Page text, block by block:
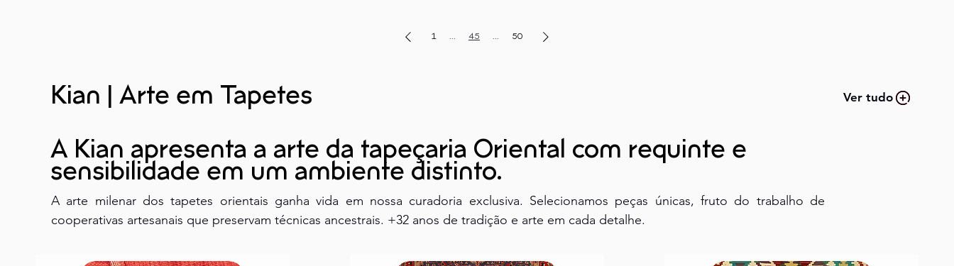
1 ... 45 ... 50
Kian | Arte em Tapetes Ver tudo
A Kian apresenta a arte da tapeçaria Oriental com requinte e
sensibilidade em um ambiente distinto.
A arte milenar dos tapetes orientais ganha vida em nossa curadoria exclusiva. Selecionamos peças únicas, fruto do trabalho de
cooperativas artesanais que preservam técnicas ancestrais. +32 anos de tradição e arte em cada detalhe.